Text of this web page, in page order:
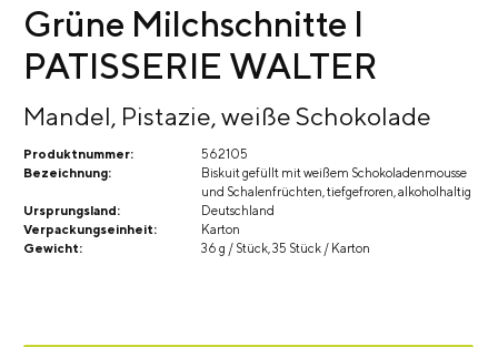
Grüne Milchschnitte I
PATISSERIE WALTER
Mandel, Pistazie, weiße Schokolade
Produktnummer:
562105
Bezeichnung:
Biskuit gefüllt mit weißem Schokoladenmousse
und Schalenfrüchten, tiefgefroren, alkoholhaltig
Ursprungsland:
Deutschland
Verpackungseinheit:
Karton
Gewicht:
36 g / Stück, 35 Stück / Karton